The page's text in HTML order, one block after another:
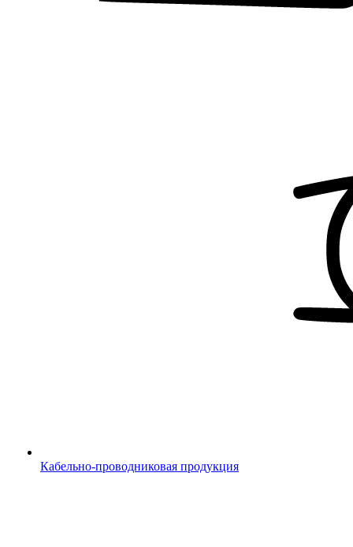
Кабельно-проводниковая продукция